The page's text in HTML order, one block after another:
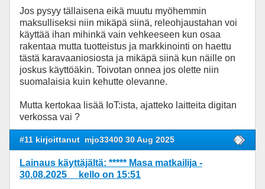
Jos pysyy tällaisena eikä muutu myöhemmin
maksulliseksi niin mikäpä siinä, releohjaustahan voi
käyttää ihan mihinkä vain vehkeeseen kun osaa
rakentaa mutta tuotteistus ja markkinointi on haettu
tästä karavaaniosiosta ja mikäpä siinä kun näille on
joskus käyttöäkin. Toivotan onnea jos olette niin
suomalaisia kuin kehutte olevanne.
Mutta kertokaa lisää IoT:ista, ajatteko laitteita digitan
verkossa vai ?
#11 kirjoittanut mjo33400 30 Aug 2025
Lainaus käyttäjältä: ***** Masa matkailija -
30.08.2025 kello on 15:51